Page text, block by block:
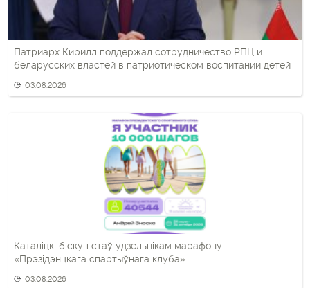
Патриарх Кирилл поддержал сотрудничество РПЦ и
беларусских властей в патриотическом воспитании детей
03.08.2026
Каталіцкі біскуп стаў удзельнікам марафону
«Прэзідэнцкага спартыўнага клуба»
03.08.2026